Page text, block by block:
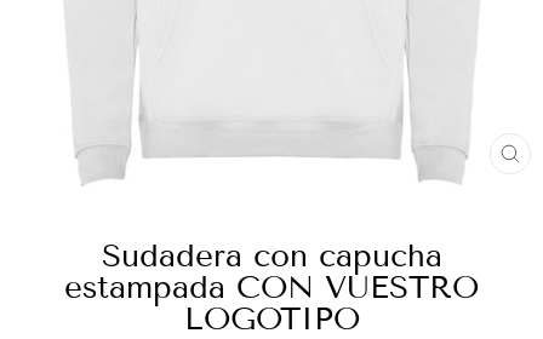
Sudadera con capucha
estampada CON VUESTRO
LOGOTIPO